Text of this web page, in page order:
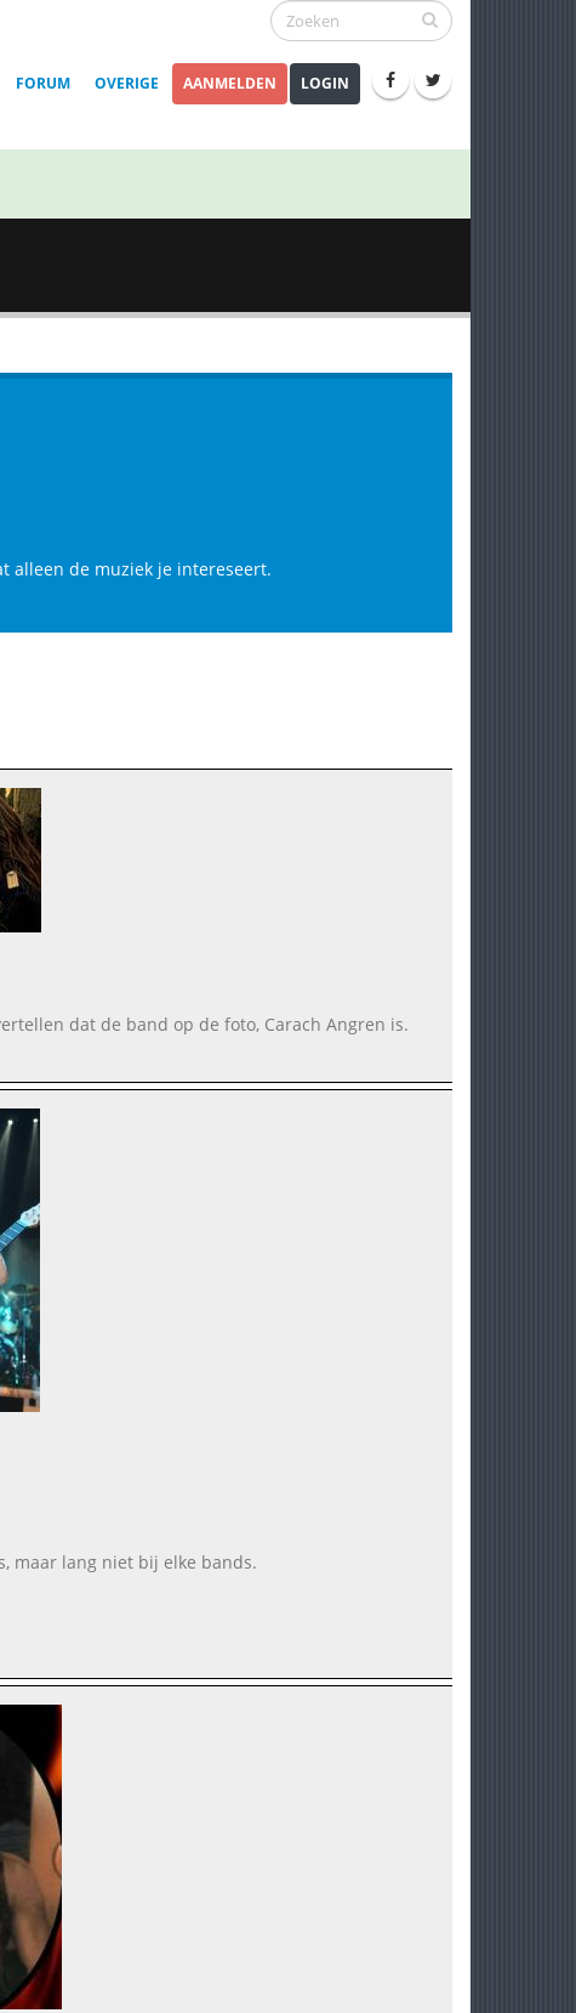
FORUM OVERIGE AANMELDEN LOGIN
alleen de muziek je intereseert.
dat de band op de foto, Carach Angren is.
maar lang niet bij elke bands.